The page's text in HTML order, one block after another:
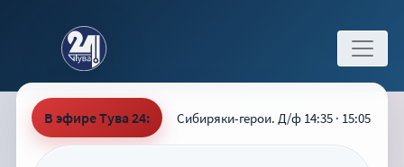
В эфире Тува 24: Сибиряки-герои. Д/ф 14:35 · 15:05